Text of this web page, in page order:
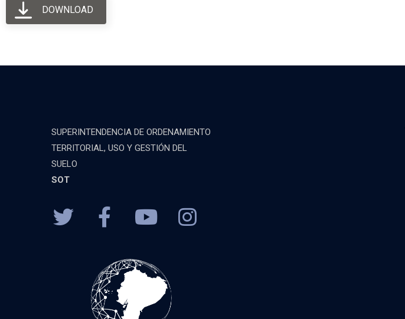
DOWNLOAD
SUPERINTENDENCIA DE ORDENAMIENTO
TERRITORIAL, USO Y GESTIÓN DEL
SUELO
SOT